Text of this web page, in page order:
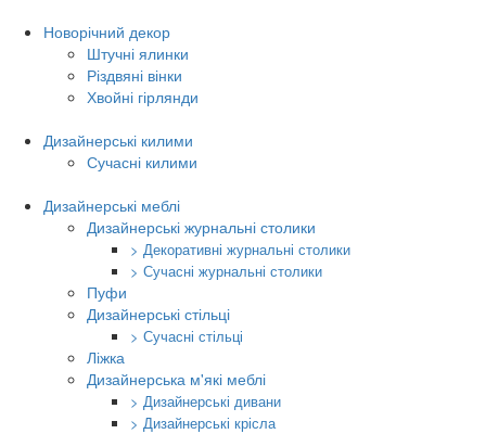
Новорічний декор
Штучні ялинки
Різдвяні вінки
Хвойні гірлянди
Дизайнерські килими
Сучасні килими
Дизайнерські меблі
Дизайнерські журнальні столики
> Декоративні журнальні столики
> Сучасні журнальні столики
Пуфи
Дизайнерські стільці
> Сучасні стільці
Ліжка
Дизайнерська м'які меблі
> Дизайнерські дивани
> Дизайнерські крісла